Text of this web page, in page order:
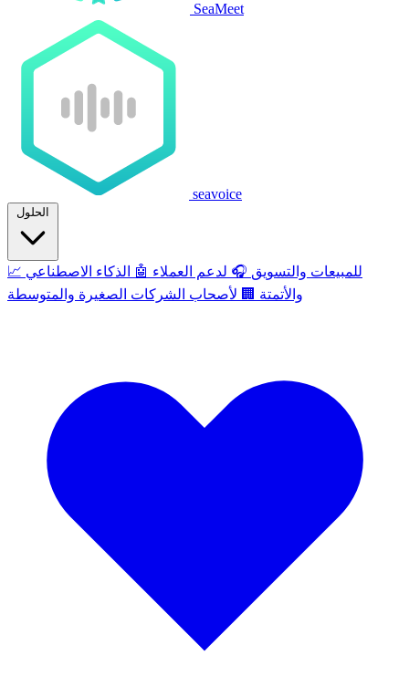
SeaMeet
seavoice
الحلول
📈 للمبيعات والتسويق 🎧 لدعم العملاء 🤖
الذكاء الاصطناعي
والأتمتة 🏢 لأصحاب الشركات الصغيرة والمتوسطة